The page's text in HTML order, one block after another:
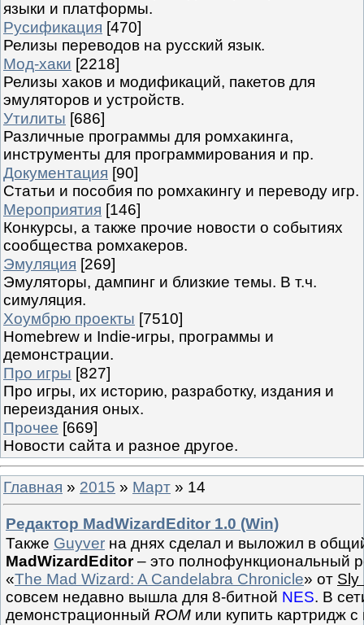
языки и платформы.
Русификация [470]
Релизы переводов на русский язык.
Мод-хаки [2218]
Релизы хаков и модификаций, пакетов для
эмуляторов и устройств.
Утилиты [686]
Различные программы для ромхакинга,
инструменты для программирования и пр.
Документация [90]
Статьи и пособия по ромхакингу и переводу игр.
Мероприятия [146]
Конкурсы, а также прочие новости о событиях
сообщества ромхакеров.
Эмуляция [269]
Эмуляторы, дампинг и близкие темы. В т.ч.
симуляция.
Хоумбрю проекты [7510]
Homebrew и Indie-игры, программы и
демонстрации.
Про игры [827]
Про игры, их историю, разработку, издания и
переиздания оных.
Прочее [669]
Новости сайта и разное другое.
Главная » 2015 » Март » 14
Редактор MadWizardEditor 1.0 (Win)
Также Guyver на днях сделал и выложил в
MadWizardEditor– это полнофункциональный
«The Mad Wizard: A Candelabra Chronicle» от Sly
совсем недавно вышла для 8-битной NES. В
демонстрационный ROM или купить картридж с